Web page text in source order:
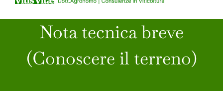
Nota tecnica breve
(Conoscere il terreno)